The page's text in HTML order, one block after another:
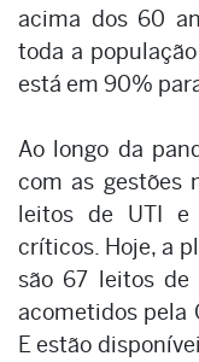
acima dos 60
toda a
está em 90%
Ao longo da
com as gestões
leitos de UTI e
críticos. Hoje, a
são 67 leitos de
acometidos pela
E estão